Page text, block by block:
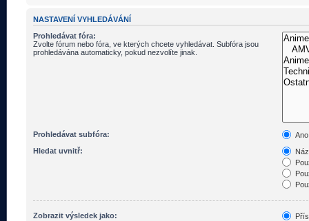
NASTAVENÍ VYHLEDÁVÁNÍ
Prohledávat fóra:
Zvolte fórum nebo fóra, ve kterých chcete vyhledávat. Subfóra jsou
prohledávána automaticky, pokud nezvolíte jinak.
Prohledávat subfóra:
Ano
Hledat uvnitř:
Zobrazit výsledek jako: